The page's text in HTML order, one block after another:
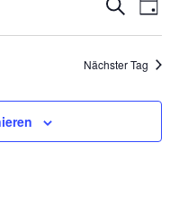
Suche
SucheTag
Nächster Tag